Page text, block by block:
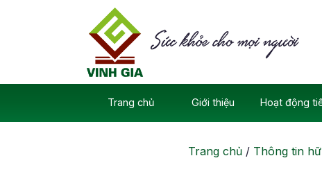
Trang chủ Giới thiệu Hoạt động
Trang chủ / Thông tin